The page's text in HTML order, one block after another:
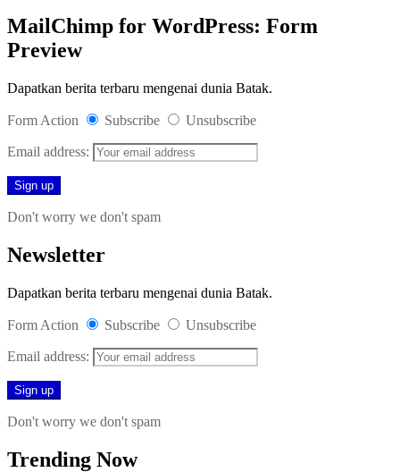
MailChimp for WordPress: Form
Preview
Dapatkan berita terbaru mengenai dunia Batak.
Form Action Subscribe Unsubscribe
Email address:
Don't worry we don't spam
Newsletter
Dapatkan berita terbaru mengenai dunia Batak.
Form Action Subscribe Unsubscribe
Email address:
Don't worry we don't spam
Trending Now